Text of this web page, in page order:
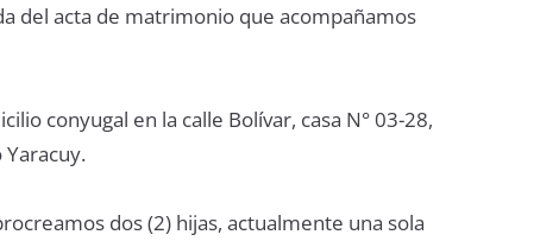
del acta de matrimonio que acompañamos
conyugal en la calle Bolívar, casa N° 03-28,
dos (2) hijas, actualmente una sola